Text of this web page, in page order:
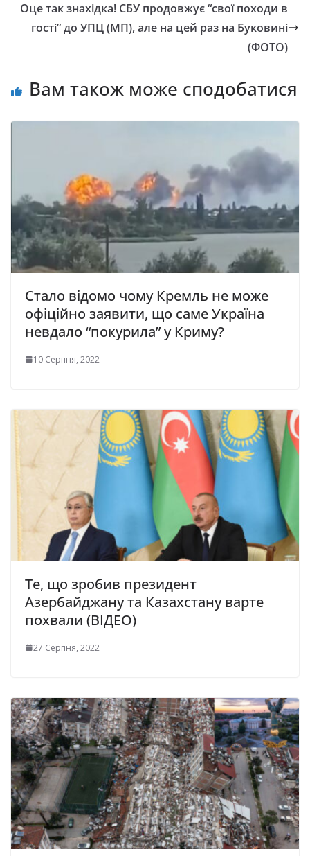
Оце так знахідка! СБУ продовжує “свої походи в
гості” до УПЦ (МП), але на цей раз на Буковині
(ФОТО)
Вам також може сподобатися
Стало відомо чому Кремль не може
офіційно заявити, що саме Україна
невдало “покурила” у Криму?
10 Серпня, 2022
Те, що зробив президент
Азербайджану та Казахстану варте
похвали (ВІДЕО)
27 Серпня, 2022